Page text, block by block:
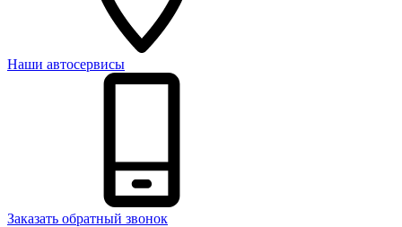
Наши автосервисы
Заказать обратный звонок